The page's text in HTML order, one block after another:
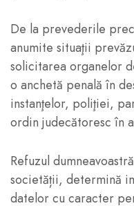
De la prevederile
anumite situaţii
solicitarea organelor
o anchetă penală în
instanţelor, poliţiei,
ordin judecătoresc în
Refuzul
societății, determină
datelor cu caracter